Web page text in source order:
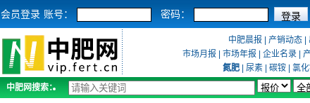
会员登录 账号： 密码：
中肥晨报 产销动态|
市场月报
市场年报 企业名录
氮肥
尿素 碳铵 氯
中肥网搜索：